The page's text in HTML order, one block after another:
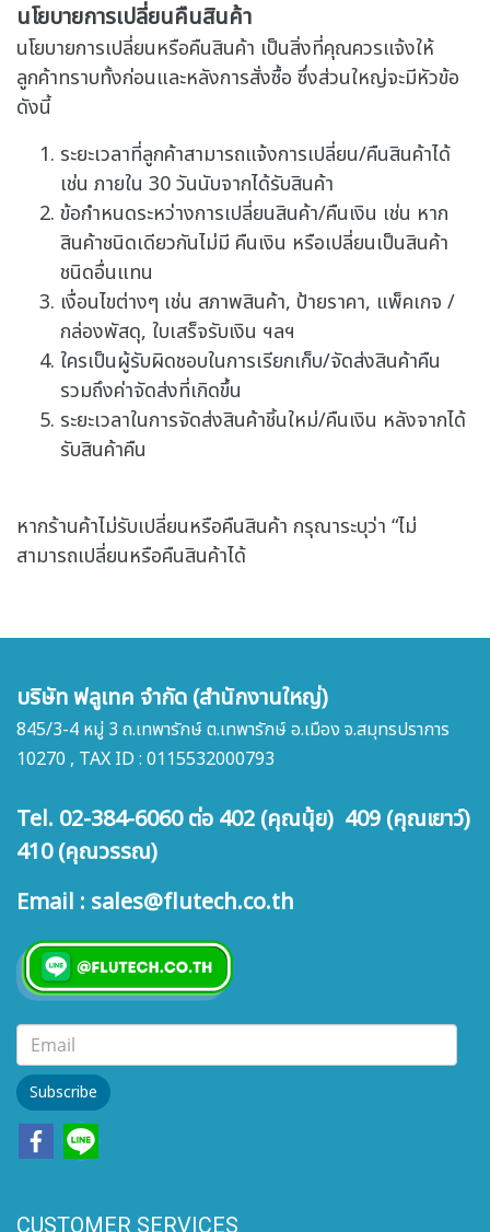
นโยบายการเปลี่ยนคืนสินค้า
นโยบายการเปลี่ยนหรือคืนสินค้า เป็นสิ่งที่คุณควรแจ้งให้
ลูกค้าทราบทั้งก่อนและหลังการสั่งซื้อ ซึ่งส่วนใหญ่จะมีหัวข้อ
ดังนี้
ระยะเวลาที่ลูกค้าสามารถแจ้งการเปลี่ยน/คืนสินค้าได้
เช่น ภายใน 30 วันนับจากได้รับสินค้า
ข้อกำหนดระหว่างการเปลี่ยนสินค้า/คืนเงิน เช่น หาก
สินค้าชนิดเดียวกันไม่มี คืนเงิน หรือเปลี่ยนเป็นสินค้า
ชนิดอื่นแทน
เงื่อนไขต่างๆ เช่น สภาพสินค้า, ป้ายราคา, แพ็คเกจ /
กล่องพัสดุ, ใบเสร็จรับเงิน ฯลฯ
ใครเป็นผู้รับผิดชอบในการเรียกเก็บ/จัดส่งสินค้าคืน
รวมถึงค่าจัดส่งที่เกิดขึ้น
ระยะเวลาในการจัดส่งสินค้าชิ้นใหม่/คืนเงิน หลังจากได้
รับสินค้าคืน
หากร้านค้าไม่รับเปลี่ยนหรือคืนสินค้า กรุณาระบุว่า “ไม่
สามารถเปลี่ยนหรือคืนสินค้าได้
บริษัท ฟลูเทค จำกัด (สำนักงานใหญ่)
845/3-4 หมู่ 3 ถ.เทพารักษ์ ต.เทพารักษ์ อ.เมือง จ.สมุทรปราการ
10270 , TAX ID : 0115532000793
Tel. 02-384-6060 ต่อ 402 (คุณนุ้ย) 409 (คุณเยาว์)
410 (คุณวรรณ)
Email : sales@flutech.co.th
Subscribe
CUSTOMER SERVICES